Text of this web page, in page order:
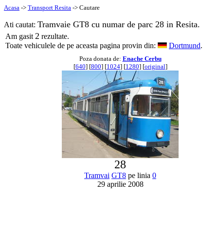
Acasa -> Transport Resita -> Cautare
Ati cautat: Tramvaie GT8 cu numar de parc 28 in Resita.
Am gasit 2 rezultate.
Toate vehiculele de pe aceasta pagina provin din:
Dortmund.
Poza donata de: Enache Cerbu
[640] [800] [1024] [1280] [original]
28
Tramvai GT8 pe linia 0
29 aprilie 2008